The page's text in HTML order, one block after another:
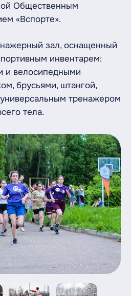
Общественным
«Вспорте».
зал, оснащенный
инвентарем:
и велосипедными
брусьями, штангой,
тренажером
тела.